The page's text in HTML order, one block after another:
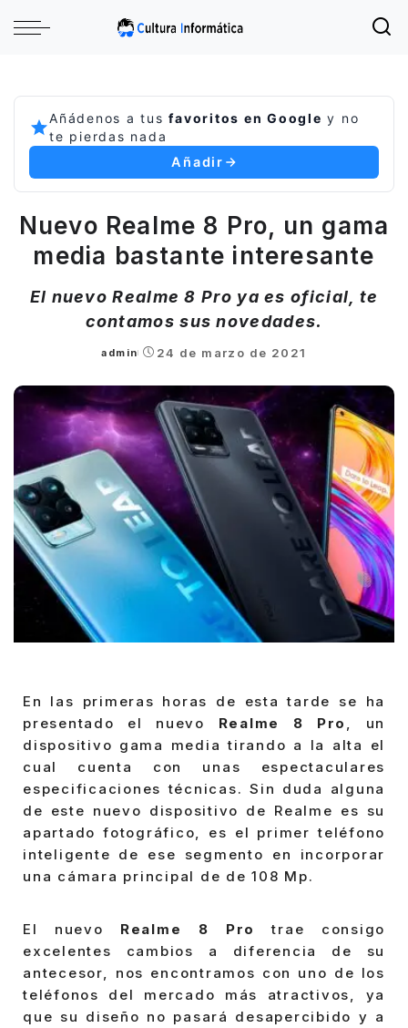
Añádenos a tusfavoritos en Google y no
te pierdas nada
Añadir
Nuevo Realme 8 Pro, un gama
media bastante interesante
El nuevo Realme 8 Pro ya es oficial, te
contamos sus novedades.
Posted
admin 24 de marzo de 2021
En las primeras horas de esta tarde se ha
presentado el nuevo Realme 8 Pro , un
dispositivo gama media tirando a la alta el
cual cuenta con unas espectaculares
especificaciones técnicas. Sin duda alguna
de este nuevo dispositivo de Realme es su
apartado fotográfico, es el primer teléfono
inteligente de ese segmento en incorporar
una cámara principal de de 108 Mp.
El nuevo Realme 8 Pro
trae consigo
excelentes cambios a diferencia de su
antecesor, nos encontramos con uno de los
teléfonos del mercado más atractivos, ya
que su diseño no pasará desapercibido y a